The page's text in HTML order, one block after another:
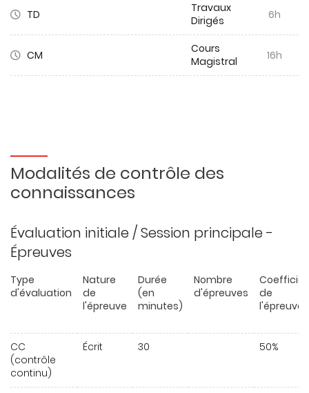
TD
Travaux
Dirigés
6h
CM
Cours
Magistral
16h
Modalités de contrôle des
connaissances
Évaluation initiale / Session principale -
Épreuves
Type
d'évaluation
Nature
de
l'épreuve
Durée
(en
minutes)
Nombre
d'épreuves
de
l'épreuve
CC
(contrôle
continu)
Écrit 30 50%